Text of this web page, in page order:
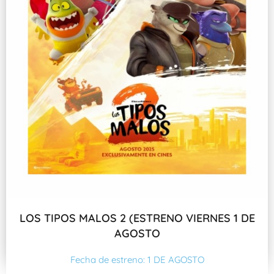
LOS TIPOS MALOS 2 (ESTRENO VIERNES 1 DE
AGOSTO
Fecha de estreno: 1 DE AGOSTO